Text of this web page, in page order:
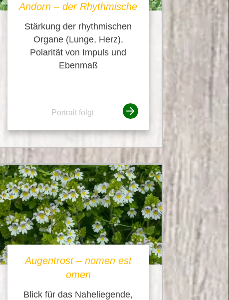
Andorn – der Rhythmische
Stärkung der rhythmischen
Organe (Lunge, Herz),
Polarität von Impuls und
Ebenmaß
Portrait folgt
Augentrost – nomen est
omen
Blick für das Naheliegende,